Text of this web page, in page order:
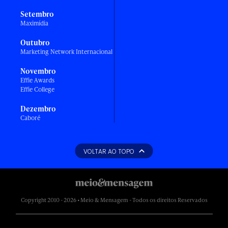
Setembro
Maximídia
Outubro
Marketing Network Internacional
Novembro
Effie Awards
Effie College
Dezembro
Caboré
VOLTAR AO TOPO
Copyright 2010 - 2026 • Meio & Mensagem - Todos os direitos Reservados